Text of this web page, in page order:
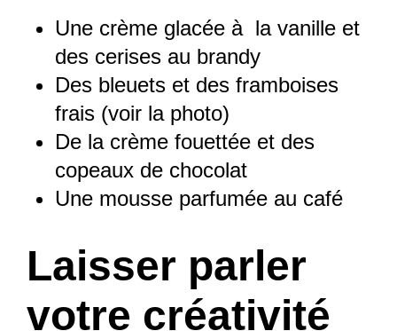
Une crème glacée à la vanille et
des cerises au brandy
Des bleuets et des framboises
frais (voir la photo)
De la crème fouettée et des
copeaux de chocolat
Une mousse parfumée au café
Laisser parler
votre créativité